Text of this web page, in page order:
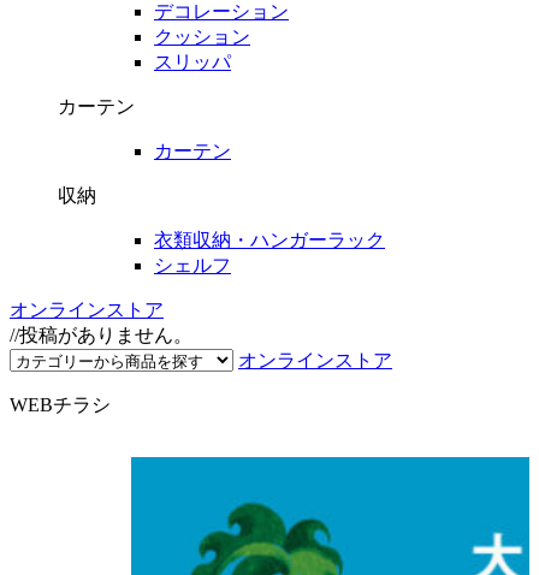
デコレーション
クッション
スリッパ
カーテン
カーテン
収納
衣類収納・ハンガーラック
シェルフ
オンラインストア
//投稿がありません。
オンラインストア
WEBチラシ